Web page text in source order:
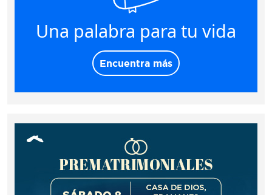
Una palabra para tu vida
Encuentra más